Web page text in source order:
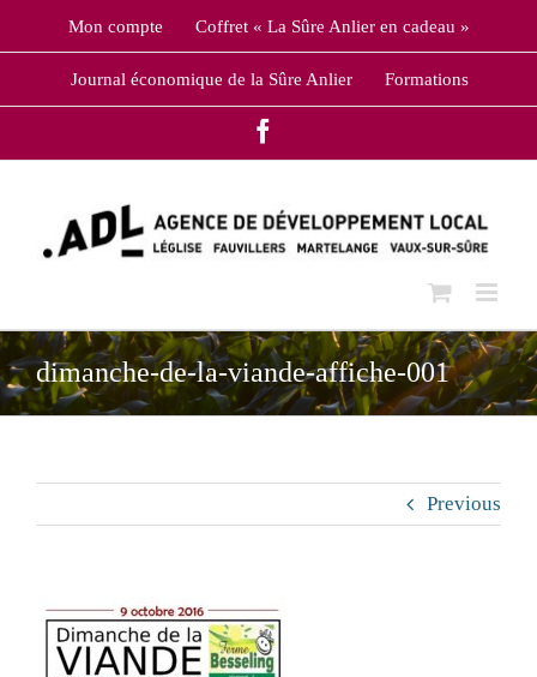
Mon compte Coffret « La Sûre Anlier en cadeau »
Journal économique de la Sûre Anlier Formations
dimanche-de-la-viande-affiche-001
Previous